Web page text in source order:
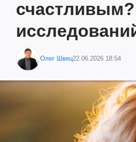
Олег Швец22.06.2026 18:54